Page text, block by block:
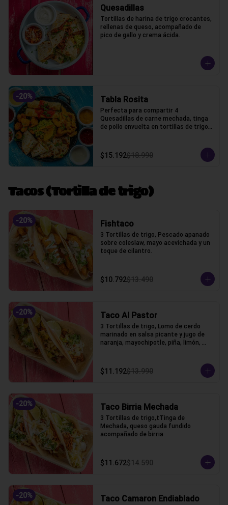
Quesadillas
Tortillas de harina de trigo crocantes,
rellenas de queso, acompañado de
pico de gallo y crema ácida.
-20% Tabla Rosita
Perfecta para compartir 4
Quesadillas de carne mechada, tinga
de pollo envuelta en tortillas de trigo,
chipotle, acida, honey, marinara y pico
de gallo
$15.192$18.990
Tacos (Tortilla de trigo)
-20% Fishtaco
3 Tortillas de trigo, Pescado apanado
sobre coleslaw, mayo acevichada y un
toque de cilantro.
$10.792$13.490
-20% Taco Al Pastor
3 Tortillas de trigo, Lomo de cerdo
marinado en salsa picante y jugo de
naranja, mayochipotle, piña, limón,
$11.192$13.990
-20% Taco Birria Mechada
3 Tortillas de trigo,tTinga de
Mechada, queso gauda fundido
acompañado de birria
$11.672$14.590
-20% Taco Camaron Endiablado